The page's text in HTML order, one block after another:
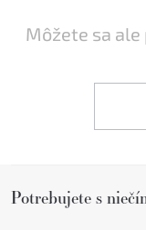
Môžete sa
Potrebujete s